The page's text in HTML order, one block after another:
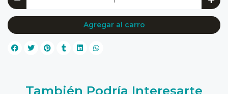
Agregar al carro
También Podría Interesarte